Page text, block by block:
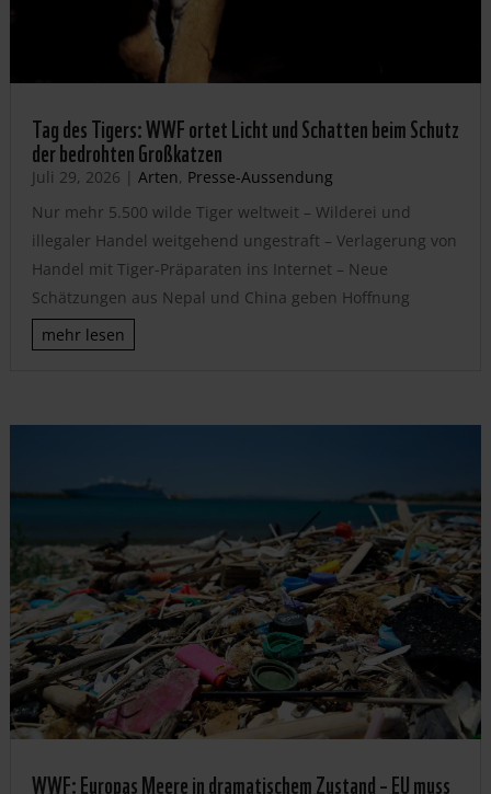
Tag des Tigers: WWF ortet Licht und Schatten beim Schutz
der bedrohten Großkatzen
Juli 29, 2026 | Arten, Presse-Aussendung
Nur mehr 5.500 wilde Tiger weltweit – Wilderei und
illegaler Handel weitgehend ungestraft – Verlagerung von
Handel mit Tiger-Präparaten ins Internet – Neue
Schätzungen aus Nepal und China geben Hoffnung
mehr lesen
WWF: Europas Meere in dramatischem Zustand – EU muss